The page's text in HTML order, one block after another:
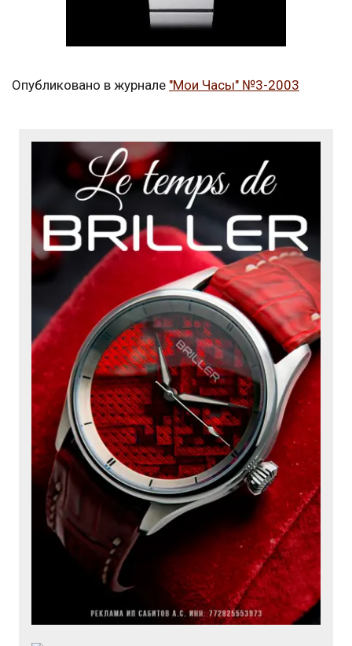
Опубликовано в журнале "Мои Часы" №3-2003